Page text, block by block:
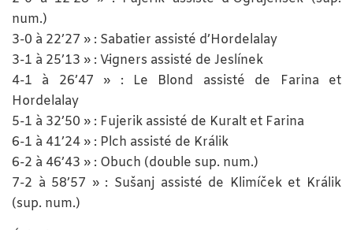
num.)
3-0 à 22’27 » : Sabatier assisté d’Hordelalay
3-1 à 25’13 » : Vīgners assisté de Jeslínek
4-1 à 26’47 » : Le Blond assisté de Farina et
Hordelalay
5-1 à 32’50 » : Fujerik assisté de Kuralt et Farina
6-1 à 41’24 » : Plch assisté de Králik
6-2 à 46’43 » : Obuch (double sup. num.)
7-2 à 58’57 » : Sušanj assisté de Klimíček et Králik
(sup. num.)